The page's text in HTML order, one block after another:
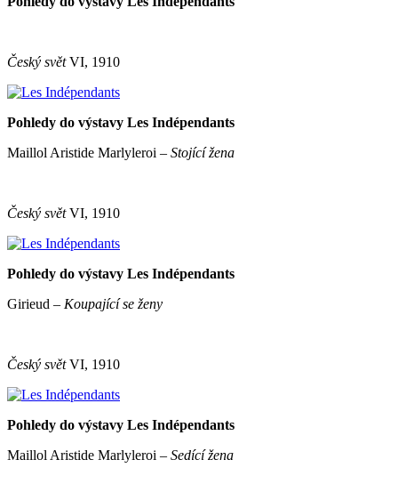
Český světVI, 1910
Pohledy do výstavy Les Indépendants
Maillol Aristide Marlyleroi – Stojící žena
Český světVI, 1910
Pohledy do výstavy Les Indépendants
Girieud – Koupající se ženy
Český světVI, 1910
Pohledy do výstavy Les Indépendants
Maillol Aristide Marlyleroi – Sedící žena